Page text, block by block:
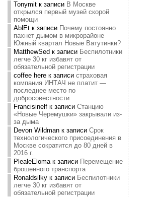
Tonymitк записи В Москве
открылся первый музей скорой
помощи
AblEtк записи Почему постоянно
пахнет дымом в микрорайоне
Южный квартал Новые Ватутинки?
MatthewSed к записи Беспилотники
легче 30 кг избавят от
обязательной регистрации
coffee hereк записи страховая
компания ИНТАЧ не платит —
последнее место по
добросовестности
Francisinelfк записи Станцию
«Новые Черемушки» закрывали из-
за дыма
Devon Wildmanк записи Срок
технологического присоединения в
Москве сократится до 80 дней в
2016 г.
PlealeElomaк записи Перемещение
брошенного транспорта
Ronaldsilkyк записи Беспилотники
легче 30 кг избавят от
обязательной регистрации